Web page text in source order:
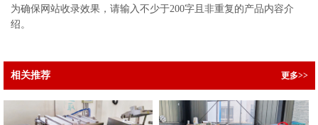
为确保网站收录效果，请输入不少于200字且非重复的产品内容介
绍。
相关推荐 更多>>